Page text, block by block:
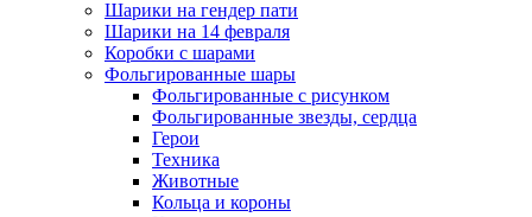
Шарики на гендер пати
Шарики на 14 февраля
Коробки с шарами
Фольгированные шары
Фольгированные с рисунком
Фольгированные звезды, сердца
Герои
Техника
Животные
Кольца и короны